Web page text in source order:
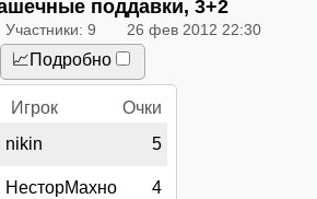
поддавки, 3+2
Участники: 9 26 фев 2012 22:30
📈Подробно
Игрок Очки
nikin 5
НесторМахно 4